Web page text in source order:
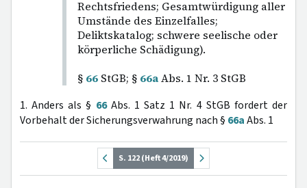
Rechtsfriedens; Gesamtwürdigung aller
Umstände des Einzelfalles;
Deliktskatalog; schwere seelische oder
körperliche Schädigung).
§ 66 StGB; § 66aAbs. 1 Nr. 3 StGB
1. Anders als § 66Abs. 1 Satz 1 Nr. 4 StGB fordert der
Vorbehalt der Sicherungsverwahrung nach § 66aAbs. 1
S. 122 (Heft 4/2019)